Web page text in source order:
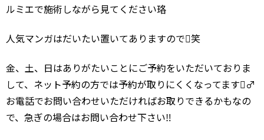
ルミエで施術しながら見てください珞
人気マンガはだいたい置いてありますので笑
金、土、日はありがたいことにご予約をいただいておりま
して、ネット予約の方では予約が取りにくくなってます‍♂️
お電話でお問い合わせいただければお取りできるかもなの
で、急ぎの場合はお問い合わせ下さい‼️